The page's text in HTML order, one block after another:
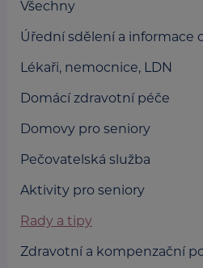
Všechny
Úřední sdělení a informace
Lékaři, nemocnice, LDN
Domácí zdravotní péče
Domovy pro seniory
Pečovatelská služba
Aktivity pro seniory
Rady a tipy
Zdravotní a kompenzační